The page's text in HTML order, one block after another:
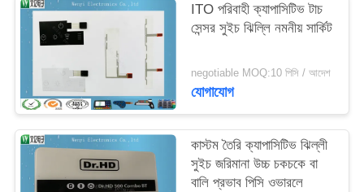
PRIVACY
POLICY
ITO পরিবাহী ক্যাপাসিটিভ টাচ
সেন্সর সুইচ ঝিল্লি নমনীয় সার্কিট
negotiable MOQ:10 পিসি / আদেশ
যোগাযোগ
কাস্টম তৈরি ক্যাপাসিটিভ ঝিল্লী
সুইচ জরিমানা উচ্চ চকচকে বা
বালি প্রভাব পিসি ওভারলে